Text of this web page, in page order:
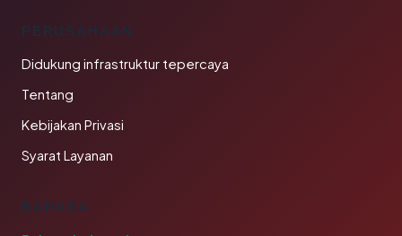
PERUSAHAAN
Didukung infrastruktur tepercaya
Tentang
Kebijakan Privasi
Syarat Layanan
BAHASA